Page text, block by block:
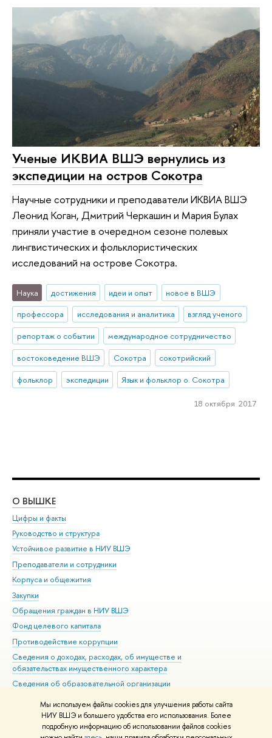
Мы используем файлы cookies для улучшения работы сайта
НИУ ВШЭ и большего удобства его использования. Более
подробную информацию об использовании файлов cookies
Ученые ИКВИА ВШЭ вернулись из
экспедиции на остров Сокотра
Научные сотрудники и преподаватели ИКВИА ВШЭ
Леонид Коган, Дмитрий Черкашин и Мария Булах
приняли участие в очередном сезоне полевых
лингвистических и фольклористических
исследований на острове Сокотра.
Наука достижения идеи и опыт
новое в ВШЭ
профессора
исследования и аналитика
взгляд ученого
репортаж о событии
международное сотрудничество
востоковедение ВШЭ
Сокотра
сокотрийский
фольклор
экспедиции Язык и фольклор о. Сокотра
18 октября 2017
О ВЫШКЕ
Цифры и факты
Руководство и структура
Устойчивое развитие в НИУ ВШЭ
Преподаватели и сотрудники
Корпуса и общежития
Закупки
Обращения граждан в НИУ ВШЭ
Фонд целевого капитала
Противодействие коррупции
Сведения о доходах, расходах, об имуществе и
обязательствах имущественного характера
Сведения об образовательной организации
Людям с ограниченными возможностями здоровья
Единая платежная страница
Работа в Вышке